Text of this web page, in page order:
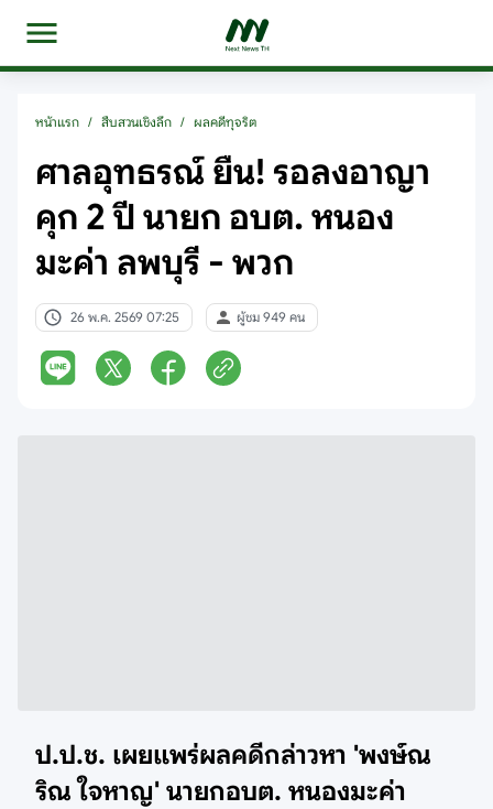
หน้าแรก / สืบสวนเชิงลึก / ผลคดีทุจริต
ศาลอุทธรณ์ ยืน! รอลงอาญา
คุก 2 ปี นายก อบต. หนอง
มะค่า ลพบุรี - พวก
26 พ.ค. 2569 07:25 ผู้ชม 949 คน
ป.ป.ช. เผยแพร่ผลคดีกล่าวหา 'พงษ์ณ
ริณ ใจหาญ' นายกอบต. หนองมะค่า